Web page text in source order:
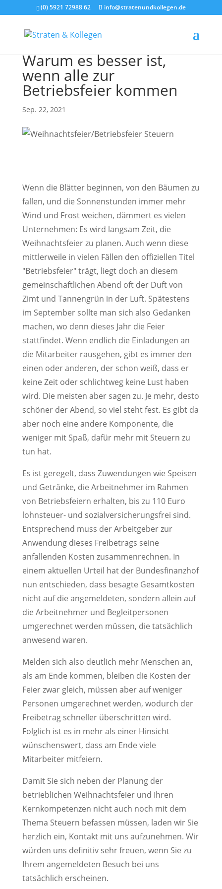
(0) 5921 72988 62 info@stratenundkollegen.de
Warum es besser ist,
wenn alle zur
Betriebsfeier kommen
Sep. 22, 2021
Wenn die Blätter beginnen, von den Bäumen zu
fallen, und die Sonnenstunden immer mehr
Wind und Frost weichen, dämmert es vielen
Unternehmen: Es wird langsam Zeit, die
Weihnachtsfeier zu planen. Auch wenn diese
mittlerweile in vielen Fällen den offiziellen Titel
"Betriebsfeier" trägt, liegt doch an diesem
gemeinschaftlichen Abend oft der Duft von
Zimt und Tannengrün in der Luft. Spätestens
im September sollte man sich also Gedanken
machen, wo denn dieses Jahr die Feier
stattfindet. Wenn endlich die Einladungen an
die Mitarbeiter rausgehen, gibt es immer den
einen oder anderen, der schon weiß, dass er
keine Zeit oder schlichtweg keine Lust haben
wird. Die meisten aber sagen zu. Je mehr, desto
schöner der Abend, so viel steht fest. Es gibt da
aber noch eine andere Komponente, die
weniger mit Spaß, dafür mehr mit Steuern zu
tun hat.
Es ist geregelt, dass Zuwendungen wie Speisen
und Getränke, die Arbeitnehmer im Rahmen
von Betriebsfeiern erhalten, bis zu 110 Euro
lohnsteuer- und sozialversicherungsfrei sind.
Entsprechend muss der Arbeitgeber zur
Anwendung dieses Freibetrags seine
anfallenden Kosten zusammenrechnen. In
einem aktuellen Urteil hat der Bundesfinanzhof
nun entschieden, dass besagte Gesamtkosten
nicht auf die angemeldeten, sondern allein auf
die Arbeitnehmer und Begleitpersonen
umgerechnet werden müssen, die tatsächlich
anwesend waren.
Melden sich also deutlich mehr Menschen an,
als am Ende kommen, bleiben die Kosten der
Feier zwar gleich, müssen aber auf weniger
Personen umgerechnet werden, wodurch der
Freibetrag schneller überschritten wird.
Folglich ist es in mehr als einer Hinsicht
wünschenswert, dass am Ende viele
Mitarbeiter mitfeiern.
Damit Sie sich neben der Planung der
betrieblichen Weihnachtsfeier und Ihren
Kernkompetenzen nicht auch noch mit dem
Thema Steuern befassen müssen, laden wir Sie
herzlich ein, Kontakt mit uns aufzunehmen. Wir
würden uns definitiv sehr freuen, wenn Sie zu
Ihrem angemeldeten Besuch bei uns
tatsächlich erscheinen.